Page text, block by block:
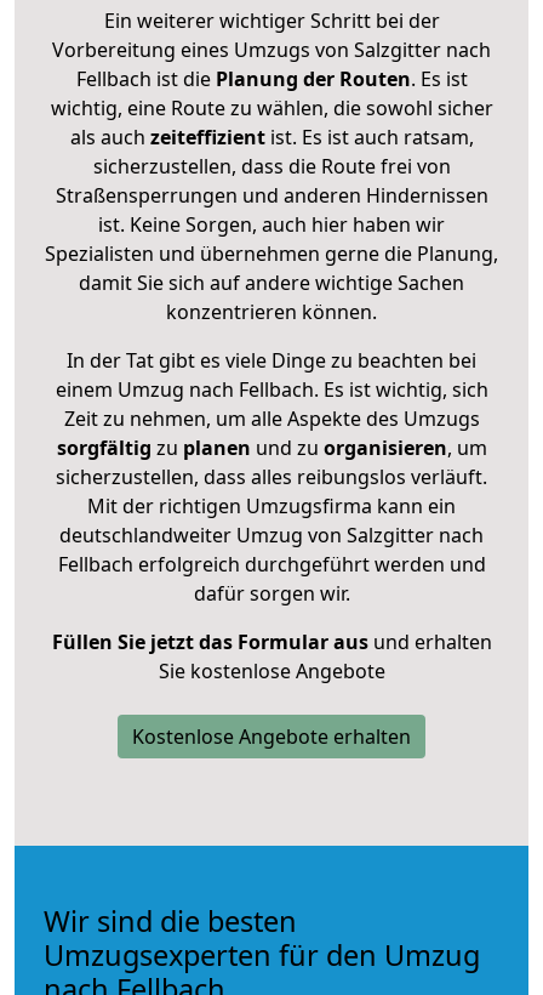
Ein weiterer wichtiger Schritt bei der
Vorbereitung eines Umzugs von Salzgitter nach
Fellbach ist diePlanung der Routen. Es ist
wichtig, eine Route zu wählen, die sowohl sicher
als auch zeiteffizientist. Es ist auch ratsam,
sicherzustellen, dass die Route frei von
Straßensperrungen und anderen Hindernissen
ist. Keine Sorgen, auch hier haben wir
Spezialisten und übernehmen gerne die Planung,
damit Sie sich auf andere wichtige Sachen
konzentrieren können.
In der Tat gibt es viele Dinge zu beachten bei
einem Umzug nach Fellbach. Es ist wichtig, sich
Zeit zu nehmen, um alle Aspekte des Umzugs
sorgfältig zu planen und zu organisieren, um
sicherzustellen, dass alles reibungslos verläuft.
Mit der richtigen Umzugsfirma kann ein
deutschlandweiter Umzug von Salzgitter nach
Fellbach erfolgreich durchgeführt werden und
dafür sorgen wir.
Füllen Sie jetzt das Formular ausund erhalten
Sie kostenlose Angebote
Kostenlose Angebote erhalten
Wir sind die besten
Umzugsexperten für den Umzug